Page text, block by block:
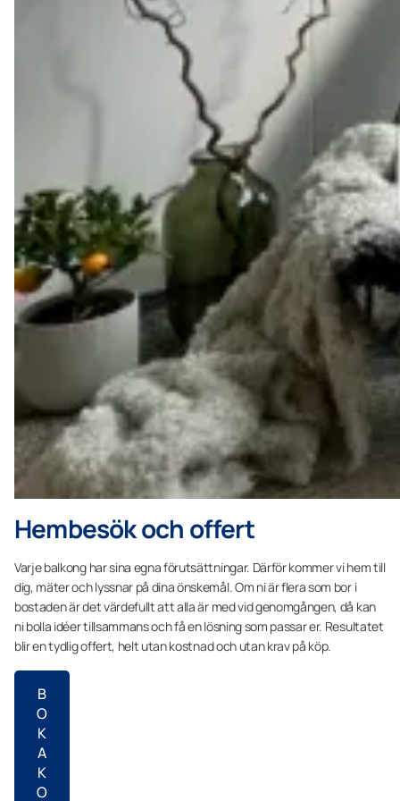
Hembesök och offert
Varje balkong har sina egna förutsättningar. Därför kommer vi hem till
dig, mäter och lyssnar på dina önskemål. Om ni är flera som bor i
bostaden är det värdefullt att alla är med vid genomgången, då kan
ni bolla idéer tillsammans och få en lösning som passar er. Resultatet
blir en tydlig offert, helt utan kostnad och utan krav på köp.
B
O
K
A
K
O